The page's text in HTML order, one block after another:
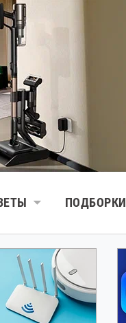
ПОДБОРКИ